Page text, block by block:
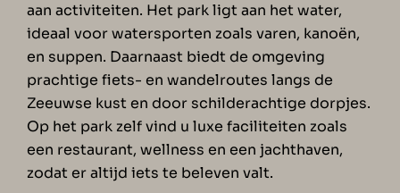
aan activiteiten. Het park ligt aan het water,
ideaal voor watersporten zoals varen, kanoën,
en suppen. Daarnaast biedt de omgeving
prachtige fiets- en wandelroutes langs de
Zeeuwse kust en door schilderachtige dorpjes.
Op het park zelf vind u luxe faciliteiten zoals
een restaurant, wellness en een jachthaven,
zodat er altijd iets te beleven valt.